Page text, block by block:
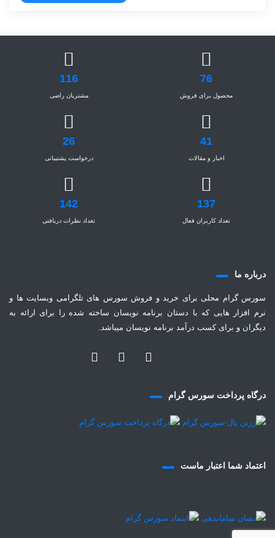
76
محصول برای فروش
116
مشتریان راضی
41
اخبار و مقالات
26
درخواست پشتیبانی
137
تعداد کاربران فعال
142
تعداد نظرات دریافتی
درباره ما
سورس گرام محلی برای خرید و فروش سورس های تلگرامی وبسایت ها و
نرم افزار هایی که با دستان برنامه نویسان ساخته شده را برای ارائه به
دیگران و برای کسب درآمد برنامه نویسان میباشد.
درگاه پرداخت سورس گرام
اعتماد شما اعتبار ماست